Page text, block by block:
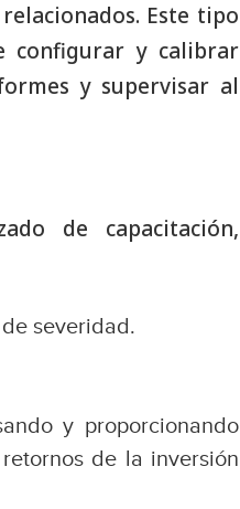
Este tipo
configurar y calibrar
y supervisar al
de capacitación,
severidad.
y proporcionando
de la inversión